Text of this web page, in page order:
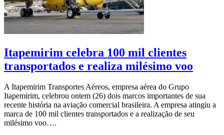
Itapemirim celebra 100 mil clientes
transportados e realiza milésimo voo
A Itapemirim Transportes Aéreos, empresa aérea do Grupo
Itapemirim, celebrou ontem (26) dois marcos importantes de sua
recente história na aviação comercial brasileira. A empresa atingiu a
marca de 100 mil clientes transportados e a realização de seu
milésimo voo….